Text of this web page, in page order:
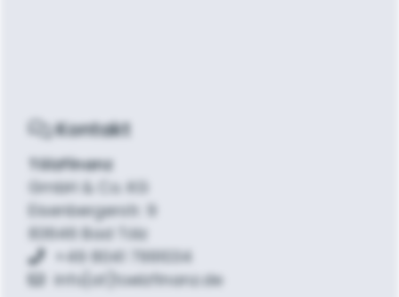
Kontakt
TölzFinanz
GmbH & Co. KG
Eisenbergerstr. 9
83646 Bad Tölz
+49 8041 7991034
info[at]toelzfinanz.de